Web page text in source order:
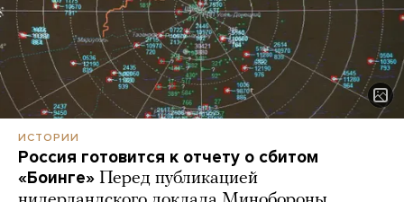
ИСТОРИИ
Россия готовится к отчету о сбитом
«Боинге» Перед публикацией